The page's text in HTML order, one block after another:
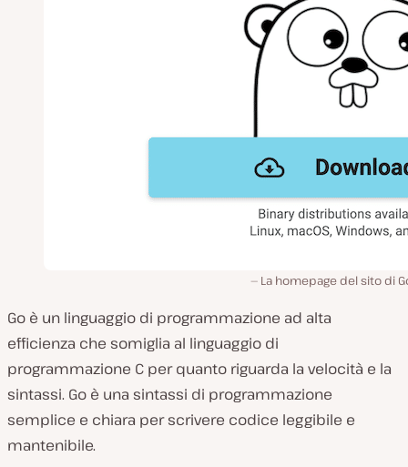
La homepage del sito di
Go è un linguaggio di programmazione ad alta
efficienza che somiglia al linguaggio di
programmazione C per quanto riguarda la velocità e la
sintassi. Go è una sintassi di programmazione
semplice e chiara per scrivere codice leggibile e
mantenibile.